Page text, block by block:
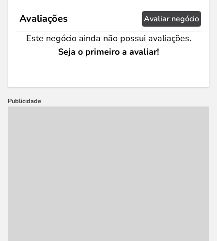
Avaliações Avaliar negócio
Este negócio ainda não possui avaliações.
Seja o primeiro a avaliar!
Publicidade